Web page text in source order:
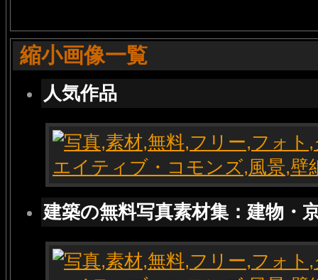
縮小画像一覧
人気作品
建築の無料写真素材集：建物・